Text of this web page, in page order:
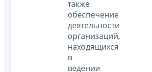
также
обеспечение
деятельности
организаций,
находящихся
в
ведении